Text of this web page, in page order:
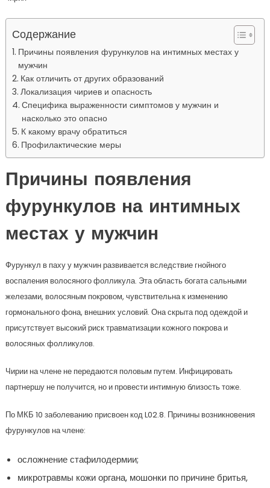
Содержание
Причины появления фурункулов на интимных местах у
мужчин
Как отличить от других образований
Локализация чириев и опасность
Специфика выраженности симптомов у мужчин и
насколько это опасно
К какому врачу обратиться
Профилактические меры
Причины появления
фурункулов на интимных
местах у мужчин
Фурункул в паху у мужчин развивается вследствие гнойного
воспаления волосяного фолликула. Эта область богата сальными
железами, волосяным покровом, чувствительна к изменению
гормонального фона, внешних условий. Она скрыта под одеждой и
присутствует высокий риск травматизации кожного покрова и
волосяных фолликулов.
Чирии на члене не передаются половым путем. Инфицировать
партнершу не получится, но и провести интимную близость тоже.
По МКБ 10 заболеванию присвоен код L02.8. Причины возникновения
фурункулов на члене:
осложнение стафилодермии;
микротравмы кожи органа, мошонки по причине бритья,